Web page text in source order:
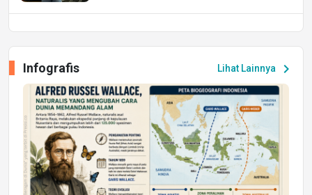
Peluang Kerja dan Magang
Jumat, 17 Jul 2026 22:30
DAERAH
Astra Motor Kalimantan Timur 2 Dukung
Mahasiswa Samarinda dalam Astra
Honda SDGs Future Leaders 2026
Jumat, 10 Jul 2026 19:01
Lihat Lainnya chevron_right
Infografis